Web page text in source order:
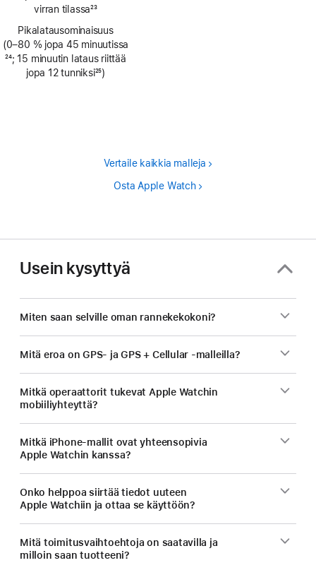
virran tilassa23
Pikalatausominaisuus
(0–80 % jopa 45 minuutissa
Alaviite
24; 15 minuutin lataus riittää
jopa 12 tunniksi25)
Vertaile kaikkia malleja
Osta Apple Watch
Usein kysyttyä
Miten saan selville oman rannekekokoni?
Mitä eroa on GPS- ja GPS + Cellular ‑malleilla?
Mitkä operaattorit tukevat Apple Watchin
mobiiliyhteyttä?
Mitkä iPhone-mallit ovat yhteen­sopivia
Apple Watchin kanssa?
Onko helppoa siirtää tiedot uuteen
Apple Watchiin ja ottaa se käyttöön?
Mitä toimitus­vaihtoehtoja on saatavilla ja
milloin saan tuotteeni?